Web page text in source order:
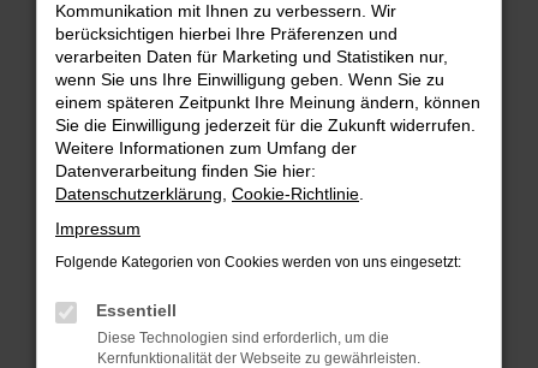
Fehler: Network Error
Beim Laden ist ein Fehler aufgetreten.
Hier sind ein paar Tipps, die dir helfen können:
Überprüfe deine Firewall und deine
Internetverbindung.
Laden andere Webseiten, zum Beispiel deine
Suchmaschine?
Prüfe deine Browsererweiterungen.
Manche Erweiterungen, wie Werbeblocker,
können das Laden bestimmter Seiten
verhindern. Funktioniert die Seite in einem
Kommunikation mit Ihnen zu verbessern. Wir
berücksichtigen hierbei Ihre Präferenzen und
verarbeiten Daten für Marketing und Statistiken nur,
wenn Sie uns Ihre Einwilligung geben. Wenn Sie zu
einem späteren Zeitpunkt Ihre Meinung ändern, können
Sie die Einwilligung jederzeit für die Zukunft widerrufen.
Weitere Informationen zum Umfang der
Datenverarbeitung finden Sie hier:
Datenschutzerklärung Cookie-Richtlinie
Impressum
Folgende Kategorien von Cookies werden von uns eingesetzt:
Essentiell
Diese Technologien sind erforderlich, um die
Kernfunktionalität der Webseite zu gewährleisten.